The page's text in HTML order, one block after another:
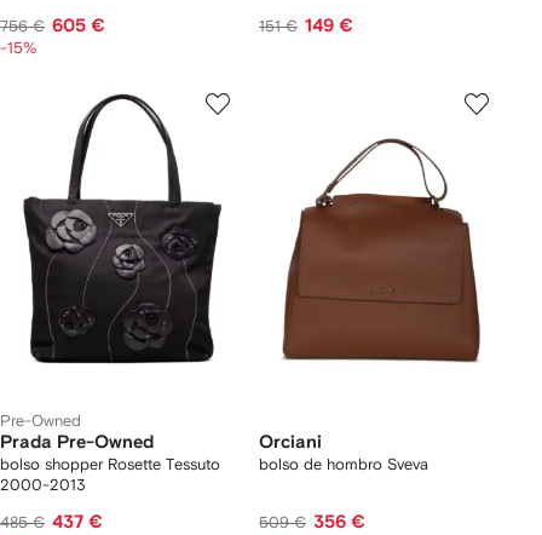
756 € 605 €
-15%
151 € 149 €
Pre-Owned
Prada Pre-Owned
bolso shopper Rosette Tessuto
2000-2013
485 € 437 €
Orciani
bolso de hombro Sveva
509 € 356 €